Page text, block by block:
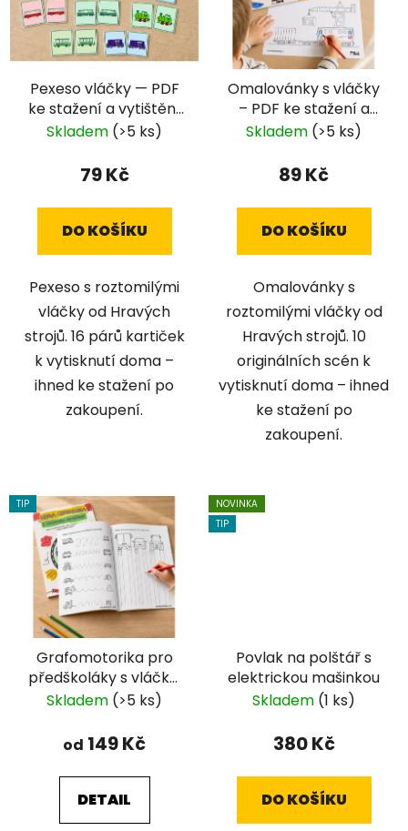
Pexeso vláčky — PDF
ke stažení a vytištění
doma
Skladem (>5 ks)
79 Kč
DO KOŠÍKU
Pexeso s roztomilými
vláčky od Hravých
strojů. 16 párů kartiček
k vytisknutí doma –
ihned ke stažení po
zakoupení.
Omalovánky s vláčky
– PDF ke stažení a
vytištění doma
Skladem (>5 ks)
89 Kč
DO KOŠÍKU
Omalovánky s
roztomilými vláčky od
Hravých strojů. 10
originálních scén k
vytisknutí doma – ihned
ke stažení po
zakoupení.
TIP
Grafomotorika pro
předškoláky s vláčky,
traktory a auty
Skladem (>5 ks)
od 149 Kč
DETAIL
NOVINKA
TIP
Povlak na polštář s
elektrickou mašinkou
Skladem (1 ks)
380 Kč
DO KOŠÍKU